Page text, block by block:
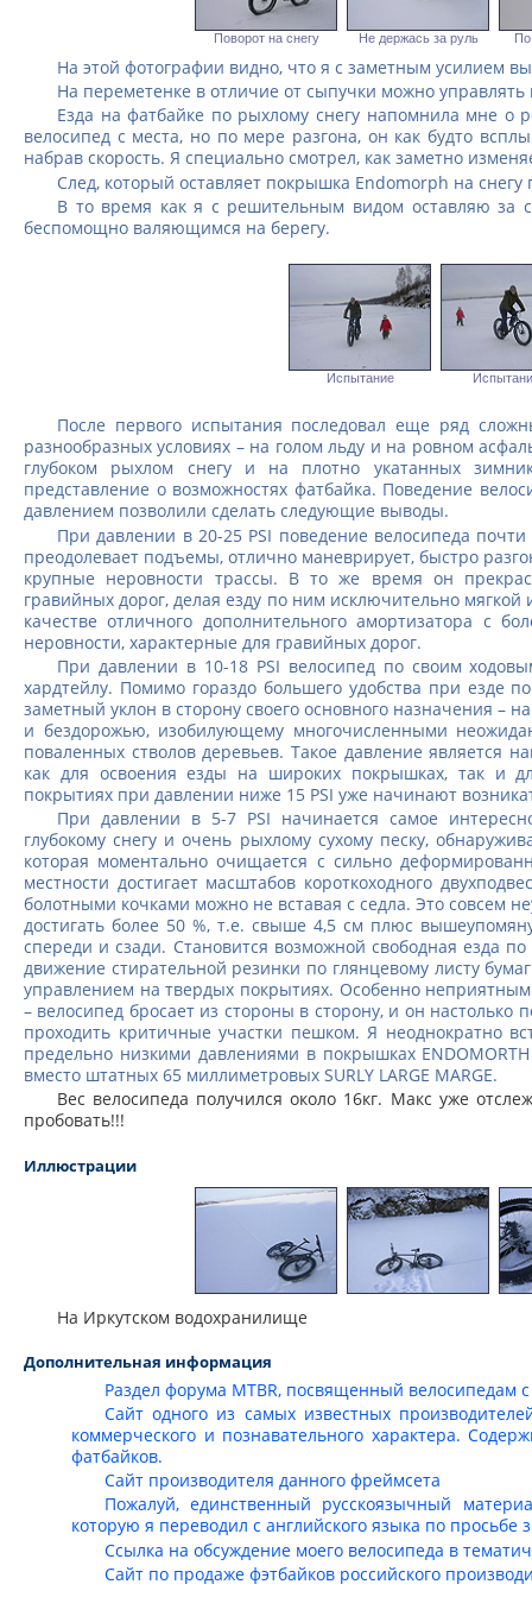
Поворот на снегу Не держась за руль
На этой фотографии видно, что я с заметным усилием
На переметенке в отличие от сыпучки можно
Езда на фатбайке по рыхлому снегу напомнила мне о
велосипед с места, но по мере разгона, он как будто
набрав скорость. Я специально смотрел, как заметно
След, который оставляет покрышка Endomorph на снегу
В то время как я с решительным видом оставляю за
беспомощно валяющимся на берегу.
Испытание
После первого испытания последовал еще ряд
разнообразных условиях – на голом льду и на ровном
глубоком рыхлом снегу и на плотно укатанных
представление о возможностях фатбайка. Поведение
давлением позволили сделать следующие выводы.
При давлении в 20-25 PSI поведение велосипеда
преодолевает подъемы, отлично маневрирует, быстро
крупные неровности трассы. В то же время он
гравийных дорог, делая езду по ним исключительно
качестве отличного дополнительного амортизатора с
неровности, характерные для гравийных дорог.
При давлении в 10-18 PSI велосипед по своим
хардтейлу. Помимо гораздо большего удобства при езде
заметный уклон в сторону своего основного назначения –
и бездорожью, изобилующему многочисленными
поваленных стволов деревьев. Такое давление является
как для освоения езды на широких покрышках, так и
покрытиях при давлении ниже 15 PSI уже начинают
При давлении в 5-7 PSI начинается самое
глубокому снегу и очень рыхлому сухому песку,
которая моментально очищается с сильно
местности достигает масштабов короткоходного
болотными кочками можно не вставая с седла. Это совсем
достигать более 50 %, т.е. свыше 4,5 см плюс
спереди и сзади. Становится возможной свободная езда
движение стирательной резинки по глянцевому листу
управлением на твердых покрытиях. Особенно
– велосипед бросает из стороны в сторону, и он настолько
проходить критичные участки пешком. Я неоднократно
предельно низкими давлениями в покрышках
вместо штатных 65 миллиметровых SURLY LARGE MARGE.
Вес велосипеда получился около 16кг. Макс уже
пробовать!!!
Иллюстрации
На Иркутском водохранилище
Дополнительная информация
Раздел форума MTBR, посвященный
Сайт одного из самых известных
коммерческого и познавательного характера.
фатбайков.
Сайт производителя данного фреймсета
Пожалуй, единственный русскоязычный
которую я переводил с английского языка по просьбе
Ссылка на обсуждение моего велосипеда в
Сайт по продаже фэтбайков российского